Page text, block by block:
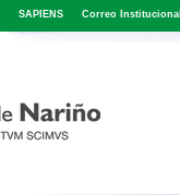
SAPIENS Correo